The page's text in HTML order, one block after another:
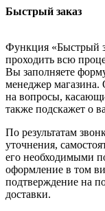
Быстрый заказ
Функция «Быстрый
проходить всю
Вы заполняете
менеджер магазина.
на вопросы,
также подскажет о
По результатам
уточнения,
его необходимыми
оформление в том
подтверждение на
доставки.